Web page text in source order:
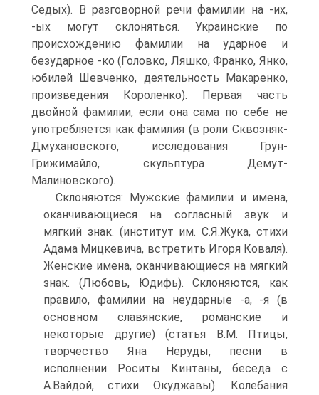
Седых). В разговорной речи фамилии на -их,
-ых могут склоняться. Украинские по
происхождению фамилии на ударное и
безударное -ко (Головко, Ляшко, Франко, Янко,
юбилей Шевченко, деятельность Макаренко,
произведения Короленко). Первая часть
двойной фамилии, если она сама по себе не
употребляется как фамилия (в роли Сквозняк-
Дмухановского, исследования Грун-
Грижимайло, скульптура Демут-
Малиновского).
Склоняются: Мужские фамилии и имена,
оканчивающиеся на согласный звук и
мягкий знак. (институт им. С.Я.Жука, стихи
Адама Мицкевича, встретить Игоря Коваля).
Женские имена, оканчивающиеся на мягкий
знак. (Любовь, Юдифь). Склоняются, как
правило, фамилии на неударные -а, -я (в
основном славянские, романские и
некоторые другие) (статья В.М. Птицы,
творчество Яна Неруды, песни в
исполнении Роситы Кинтаны, беседа с
А.Вайдой, стихи Окуджавы). Колебания